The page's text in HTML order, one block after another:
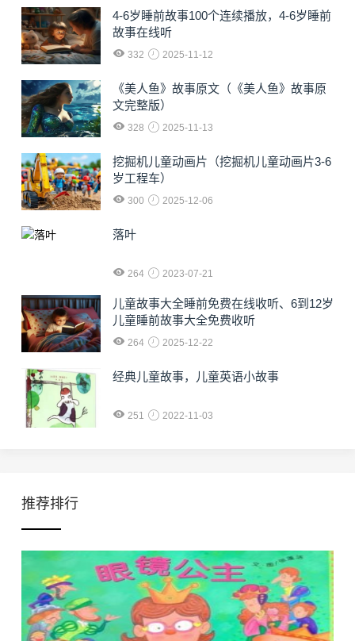
4-6岁睡前故事100个连续播放，4-6岁睡前
故事在线听
332 2025-11-12
《美人鱼》故事原文（《美人鱼》故事原
文完整版）
328 2025-11-13
挖掘机儿童动画片（挖掘机儿童动画片3-6
岁工程车）
300 2025-12-06
落叶
264 2023-07-21
儿童故事大全睡前免费在线收听、6到12岁
儿童睡前故事大全免费收听
264 2025-12-22
经典儿童故事，儿童英语小故事
251 2022-11-03
推荐排行